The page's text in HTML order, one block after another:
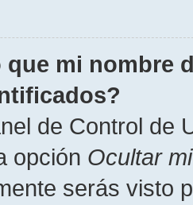
mi nombre
de Control de
opción Ocultar
serás visto